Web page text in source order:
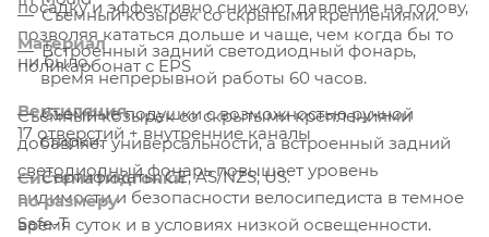
посадку и эффективно снижают давление на голову,
позволяя кататься дольше и чаще, чем когда бы то
ни было.
Съемный козырек со скрытыми креплениями
добавляет универсальности, а встроенный задний
светодиодный фонарь повышает уровень
видимости и безопасности велосипедиста в темное
время суток и в условиях низкой освещенности.
Съемный козырек со скрытыми креплениями.
Встроенный задний светодиодный фонарь,
время непрерывной работы 60 часов.
Съемные подушки с возможностью ручной
стирки.
Сертификаты: CE; AS/NZS; US.
Материал
поликарбонат с EPS
Вентиляция
17 отверстий + внутренние каналы
Система подгонки
по размеру
Safe-T